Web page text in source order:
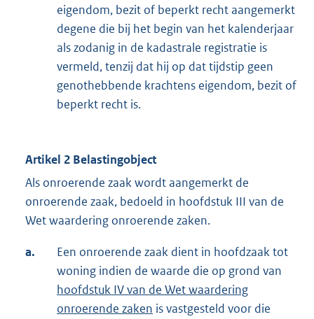
eigendom, bezit of beperkt recht aangemerkt
degene die bij het begin van het kalenderjaar
als zodanig in de kadastrale registratie is
vermeld, tenzij dat hij op dat tijdstip geen
genothebbende krachtens eigendom, bezit of
beperkt recht is.
Artikel 2 Belastingobject
Als onroerende zaak wordt aangemerkt de
onroerende zaak, bedoeld in hoofdstuk III van de
Wet waardering onroerende zaken.
a.
Een onroerende zaak dient in hoofdzaak tot
woning indien de waarde die op grond van
hoofdstuk IV van de Wet waardering
onroerende zaken is vastgesteld voor die